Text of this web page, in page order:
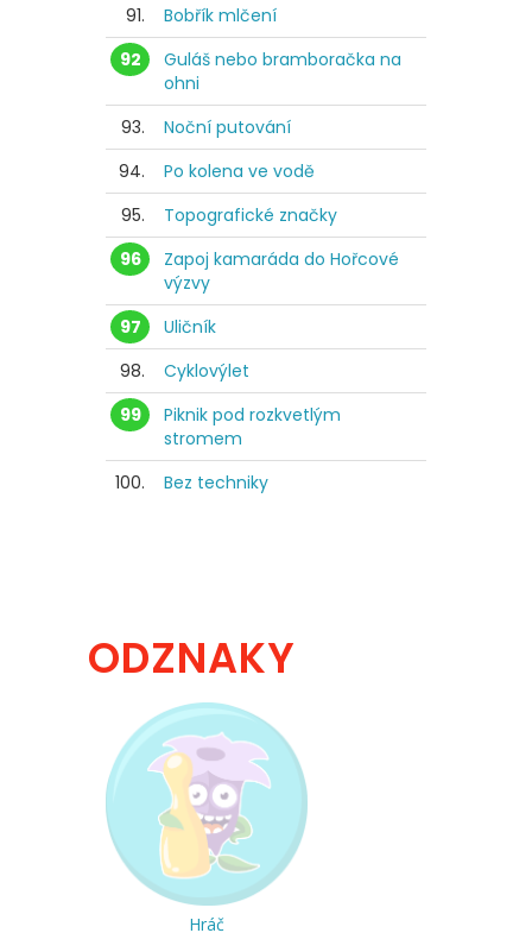
91.
Bobřík mlčení
92
Guláš nebo bramboračka na
ohni
93.
Noční putování
94.
Po kolena ve vodě
95.
Topografické značky
96
Zapoj kamaráda do Hořcové
výzvy
97
Uličník
98.
Cyklovýlet
99
Piknik pod rozkvetlým
stromem
100.
Bez techniky
ODZNAKY
Hráč